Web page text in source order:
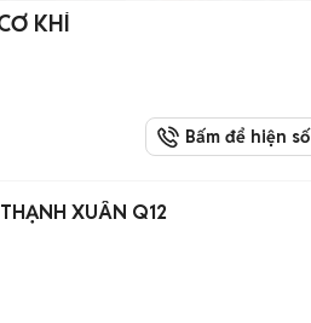
KHÍ
Bấm để hiện số
XUÂN Q12